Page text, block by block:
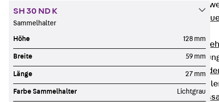
Zurück
SH 30 ND K
Sammelhalter
Höhe 128 mm
Breite 59 mm
Länge 27 mm
Farbe Sammelhalter Lichtgrau